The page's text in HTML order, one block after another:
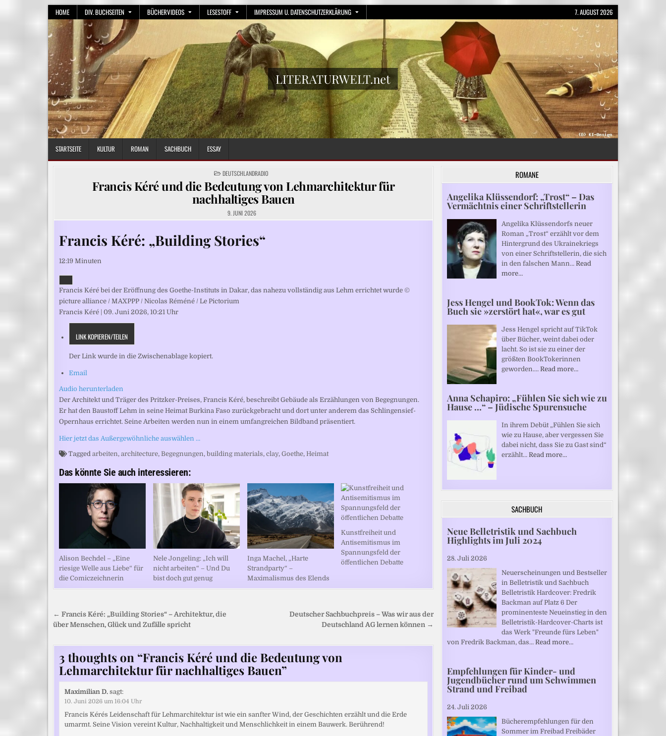
HOME DIV. BUCHSEITEN BÜCHERVIDEOS LESESTOFF IMPRESSUM U. DATENSCHUTZERKLÄRUNG 7. AUGUST 2026
LITERATURWELT.net
STARTSEITE KULTUR ROMAN SACHBUCH ESSAY
POSTED
IN
DEUTSCHLANDRADIO
Francis Kéré und die Bedeutung von Lehmarchitektur für
nachhaltiges Bauen
9. JUNI 2026
Francis Kéré: „Building Stories“
12:19 Minuten
Francis Kéré bei der Eröffnung des Goethe-Instituts in Dakar, das nahezu vollständig aus Lehm errichtet wurde ©
picture alliance / MAXPPP / Nicolas Réméné / Le Pictorium
Francis Kéré 09. Juni 2026, 10:21 Uhr
LINK KOPIEREN/TEILEN
Der Link wurde in die Zwischenablage kopiert.
Email
Audio herunterladen
Der Architekt und Träger des Pritzker-Preises, Francis Kéré, beschreibt Gebäude als Erzählungen von Begegnungen.
Er hat den Baustoff Lehm in seine Heimat Burkina Faso zurückgebracht und dort unter anderem das Schlingensief-
Opernhaus errichtet. Seine Arbeiten werden nun in einem umfangreichen Bildband präsentiert.
Hier jetzt das Außergewöhnliche auswählen …
Tagged arbeiten, architecture, Begegnungen, building materials, clay, Goethe, Heimat
Das könnte Sie auch interessieren:
Alison Bechdel – „Eine
riesige Welle aus Liebe“ für
die Comiczeichnerin
Nele Jongeling: „Ich will
nicht arbeiten“ – Und Du
bist doch gut genug
Inga Machel, „Harte
Strandparty“ –
Maximalismus des Elends
Kunstfreiheit und
Antisemitismus im
Spannungsfeld der
öffentlichen Debatte
Beitragsnavigation
Deutscher Sachbuchpreis – Was wir aus der
Deutschland AG lernen können →
← Francis Kéré: „Building Stories“ – Architektur, die
über Menschen, Glück und Zufälle spricht
3 thoughts on “Francis Kéré und die Bedeutung von
Lehmarchitektur für nachhaltiges Bauen”
Maximilian D. sagt:
10. Juni 2026 um 16:04 Uhr
Francis Kérés Leidenschaft für Lehmarchitektur ist wie ein sanfter Wind, der Geschichten erzählt und die Erde
umarmt. Seine Vision vereint Kultur, Nachhaltigkeit und Menschlichkeit in einem Bauwerk. Berührend!
ROMANE
Angelika Klüssendorf: „Trost“ – Das
Vermächtnis einer Schriftstellerin
Angelika Klüssendorfs neuer
Roman „Trost“ erzählt vor dem
Hintergrund des Ukrainekriegs
von einer Schriftstellerin, die sich
in den falschen Mann… Read
more…
Jess Hengel und BookTok: Wenn das
Buch sie »zerstört hat«, war es gut
Jess Hengel spricht auf TikTok
über Bücher, weint dabei oder
lacht. So ist sie zu einer der
größten BookTokerinnen
geworden.… Read more…
Anna Schapiro: „Fühlen Sie sich wie zu
Hause …“ – Jüdische Spurensuche
In ihrem Debüt „Fühlen Sie sich
wie zu Hause, aber vergessen Sie
dabei nicht, dass Sie zu Gast sind“
erzählt… Read more…
SACHBUCH
Neue Belletristik und Sachbuch
Highlights im Juli 2024
28. Juli 2026
Neuerscheinungen und Bestseller
in Belletristik und Sachbuch
Belletristik Hardcover: Fredrik
Backman auf Platz 6 Der
prominenteste Neueinstieg in den
Belletristik-Hardcover-Charts ist
das Werk "Freunde fürs Leben"
von Fredrik Backman, das… Read more…
Empfehlungen für Kinder- und
Jugendbücher rund um Schwimmen
Strand und Freibad
24. Juli 2026
Bücherempfehlungen für den
Sommer im Freibad Freibäder